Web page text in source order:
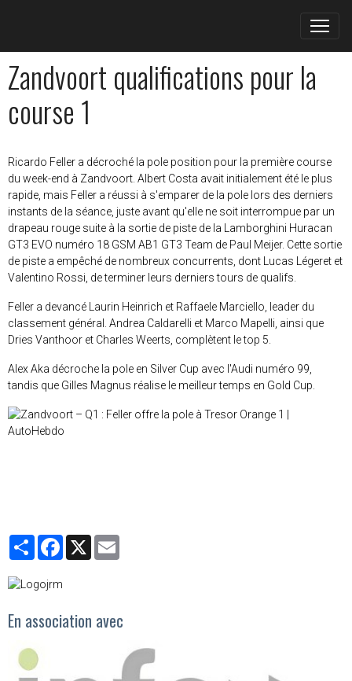
Zandvoort qualifications pour la
course 1
Ricardo Feller a décroché la pole position pour la première course
du week-end à Zandvoort. Albert Costa avait initialement été le plus
rapide, mais Feller a réussi à s'emparer de la pole lors des derniers
instants de la séance, juste avant qu'elle ne soit interrompue par un
drapeau rouge suite à la sortie de piste de la Lamborghini Huracan
GT3 EVO numéro 18 GSM AB1 GT3 Team de Paul Meijer. Cette sortie
de piste a empêché de nombreux concurrents, dont Lucas Légeret et
Valentino Rossi, de terminer leurs derniers tours de qualifs.
Feller a devancé Laurin Heinrich et Raffaele Marciello, leader du
classement général. Andrea Caldarelli et Marco Mapelli, ainsi que
Dries Vanthoor et Charles Weerts, complètent le top 5.
Alex Aka décroche la pole en Silver Cup avec l'Audi numéro 99,
tandis que Gilles Magnus réalise le meilleur temps en Gold Cup.
PartagerFacebook
X
En association avec